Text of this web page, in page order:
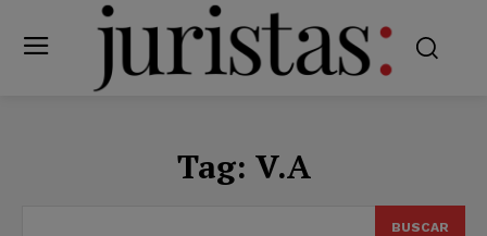
Tag: V.A
BUSCAR